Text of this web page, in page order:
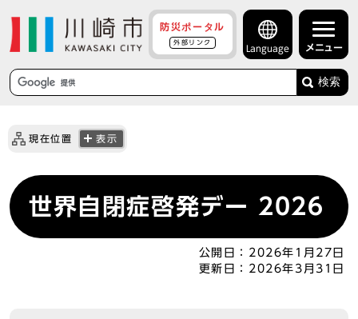
防災ポータル
外部リンク
Language メニュー
検索
現在位置 表示
世界自閉症啓発デー 2026
公開日： 2026年1月27日
更新日： 2026年3月31日